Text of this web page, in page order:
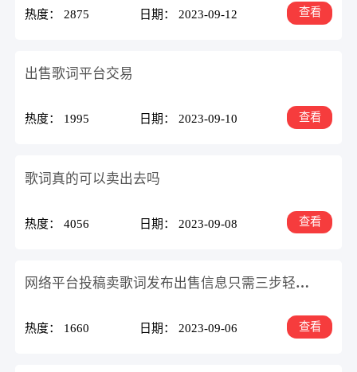
热度： 2875 日期： 2023-09-12 查看
出售歌词平台交易
热度： 1995 日期： 2023-09-10 查看
歌词真的可以卖出去吗
热度： 4056 日期： 2023-09-08 查看
网络平台投稿卖歌词发布出售信息只需三步轻松搞定
热度： 1660 日期： 2023-09-06 查看